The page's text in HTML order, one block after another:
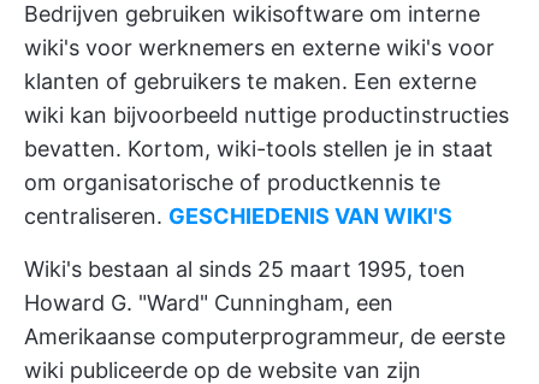
Bedrijven gebruiken wikisoftware om interne
wiki's voor werknemers en externe wiki's voor
klanten of gebruikers te maken. Een externe
wiki kan bijvoorbeeld nuttige productinstructies
bevatten. Kortom, wiki-tools stellen je in staat
om organisatorische of productkennis te
centraliseren. GESCHIEDENIS VAN WIKI'S
Wiki's bestaan al sinds 25 maart 1995, toen
Howard G. "Ward" Cunningham, een
Amerikaanse computerprogrammeur, de eerste
wiki publiceerde op de website van zijn